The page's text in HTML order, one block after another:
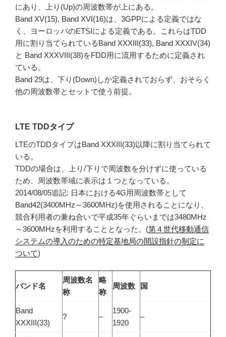
にあり、上り(Up)の周波数帯が上にある。
Band XV(15), Band XVI(16)は、3GPPによる定義ではな
く、ヨーロッパのETSIによる定義である。これらはTDD
用に割り当てられているBand XXXIII(33), Band XXXIV(34)
と Band XXXVIII(38)をFDD用に流用するために定義され
ている。
Band 29は、下り(Down)しか定義されておらず、おそらく
他の周波数帯とセットで使う前提。
LTE TDDタイプ
LTEのTDDタイプはBand XXXIII(33)以降に割り当てられて
いる。
TDDの場合は、上り/下りで周波数を分けずに使っている
ため、周波数帯域に表示は１つとなっている。
2014/08/05追記: 日本における4G用周波数帯として
Band42(3400MHz～3600MHz)を使用されることになり、
競合利用者の兼ね合いで平成35年ぐらいまでは3480MHz
～3600MHzを利用することとなった。(第４世代移動通信
システムの導入のための特定基地局の開設指針の制定に
ついて)
バンド名
周波数名
称
略
称
周波数 国
Band
XXXIII(33)
? –
1900-
1920
–